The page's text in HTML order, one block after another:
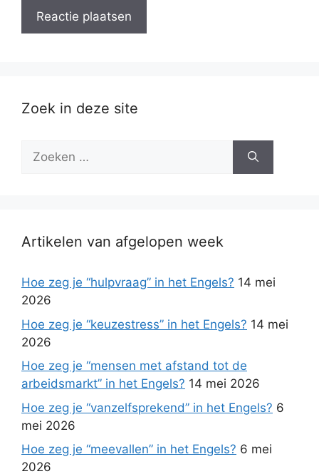
Zoek in deze site
Zoek
Artikelen van afgelopen week
Hoe zeg je “hulpvraag” in het Engels? 14 mei
2026
Hoe zeg je “keuzestress” in het Engels? 14 mei
2026
Hoe zeg je “mensen met afstand tot de
arbeidsmarkt” in het Engels? 14 mei 2026
Hoe zeg je “vanzelfsprekend” in het Engels? 6
mei 2026
Hoe zeg je “meevallen” in het Engels? 6 mei
2026